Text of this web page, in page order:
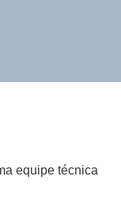
equipe técnica